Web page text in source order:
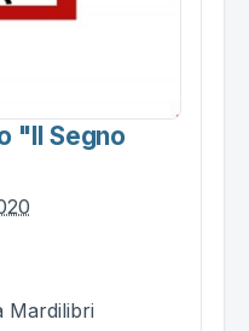
"il Segno
Mardilibri